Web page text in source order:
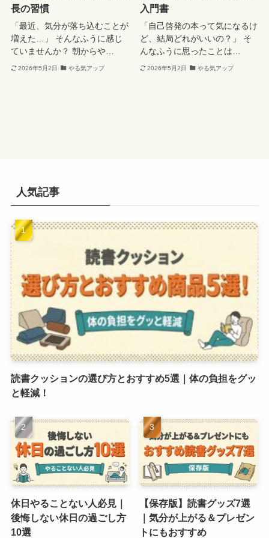
長の習慣
「最近、気分が落ち込むことが
増えた…」 そんなふうに感じ
ていませんか？ 朝からや…
2026年5月2日 やる気アップ
入門書
「自己啓発の本って気になるけ
ど、結局どれがいいの？」 そ
んなふうに思ったことは…
2026年5月2日 やる気アップ
人気記事
読書クッションの選び方とおすすめ5選｜体の負担をグッ
と軽減！
休日やることない人必見｜
後悔しない休日の過ごし方
10選
【保存版】読書グッズ7選
｜気分が上がる＆プレゼン
トにもおすすめ